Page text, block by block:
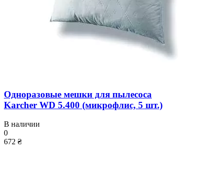
Одноразовые мешки для пылесоса
Karcher WD 5.400 (микрофлис, 5 шт.)
В наличии
0
672 ₴